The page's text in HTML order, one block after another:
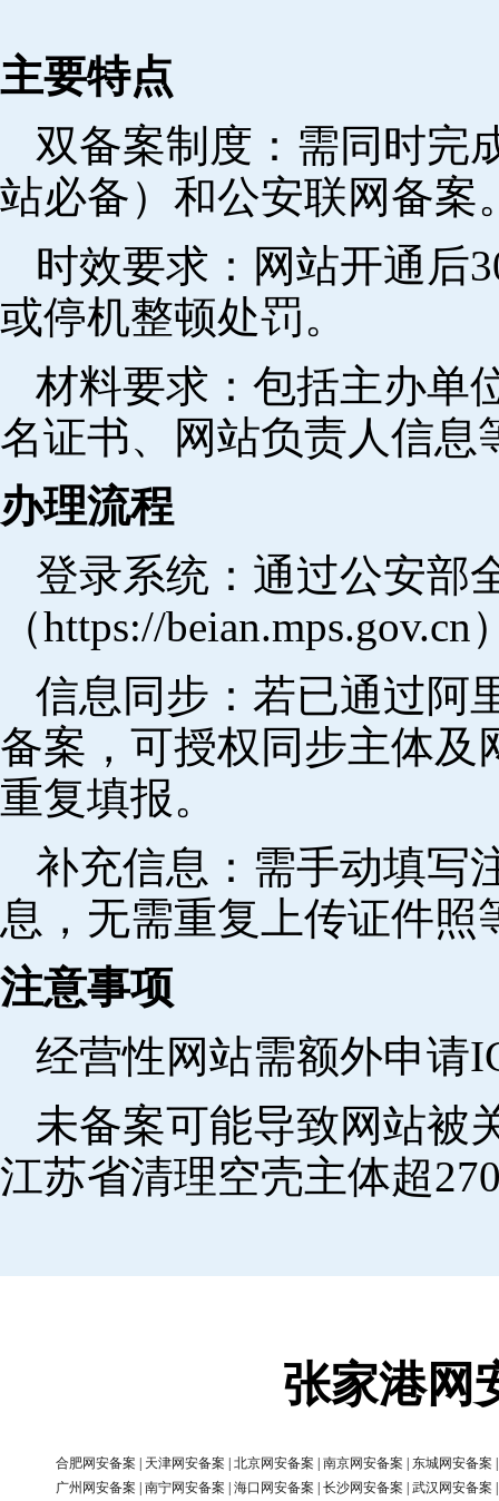
主要特点
双备案制度：需同时完
站必备）和公安联网备案
时效要求：网站开通后
或停机整顿处罚。
材料要求：包括主办单
名证书、网站负责人信息
办理流程
登录系统：通过公安部
（https://
信息同步：若已通过阿
备案，可授权同步主体及
重复填报。
补充信息：需手动填写
息，无需重复上传证件照
注意事项
经营性网站需额外申请
未备案可能导致网站被
江苏省清理空壳主体超
张家港网
合肥网安备案 天津网安备案 北京网安备案 南京网安备案 东城网安备案
广州网安备案
南宁网安备案 海口网安备案 长沙网安备案 武汉网安备案